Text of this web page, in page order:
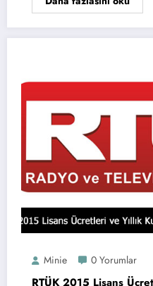
Minie 0 Yorumlar
RTÜK 2015 Lisans